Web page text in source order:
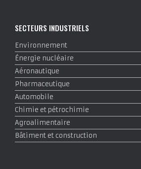
SECTEURS INDUSTRIELS
Environnement
Énergie nucléaire
Aéronautique
Pharmaceutique
Automobile
Chimie et pétrochimie
Agroalimentaire
Bâtiment et construction